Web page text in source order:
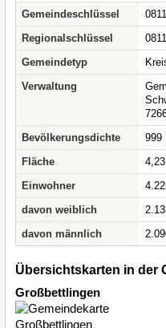
Gemeindeschlüssel
Regionalschlüssel
Gemeindetyp
Verwaltung
Bevölkerungsdichte
999
Fläche
Einwohner
davon weiblich
davon männlich
Übersichtskarten in der
Großbettlingen